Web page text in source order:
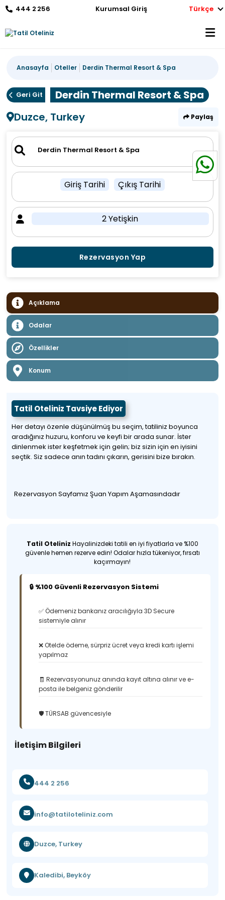
444 2 256 Kurumsal Giriş Türkçe
Anasayfa Oteller Derdin Thermal Resort & Spa
Geri Git
Derdin Thermal Resort & Spa
Duzce, Turkey
Paylaş
Giriş Tarihi Çıkış Tarihi
2 Yetişkin
Rezervasyon Yap
Açıklama
Odalar
Özellikler
Konum
Tatil Oteliniz Tavsiye Ediyor
Her detayı özenle düşünülmüş bu seçim, tatiliniz boyunca
aradığınız huzuru, konforu ve keyfi bir arada sunar. İster
dinlenmek ister keşfetmek için gelin; biz sizin için en iyisini
seçtik. Siz sadece anın tadını çıkarın, gerisini bize bırakın.
Rezervasyon Sayfamız Şuan Yapım Aşamasındadır
Tatil Oteliniz Hayalinizdeki tatili en iyi fiyatlarla ve %100
güvenle hemen rezerve edin! Odalar hızla tükeniyor, fırsatı
kaçırmayın!
🔒 %100 Güvenli Rezervasyon Sistemi
✅ Ödemeniz bankanız aracılığıyla 3D Secure
sistemiyle alınır
❌ Otelde ödeme, sürpriz ücret veya kredi kartı işlemi
yapılmaz
🧾 Rezervasyonunuz anında kayıt altına alınır ve e-
posta ile belgeniz gönderilir
🛡️ TÜRSAB güvencesiyle
İletişim Bilgileri
444 2 256
info@tatiloteliniz.com
Duzce, Turkey
Kaledibi, Beyköy